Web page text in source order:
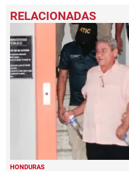
Leopoldo Crivelli a
corrupción